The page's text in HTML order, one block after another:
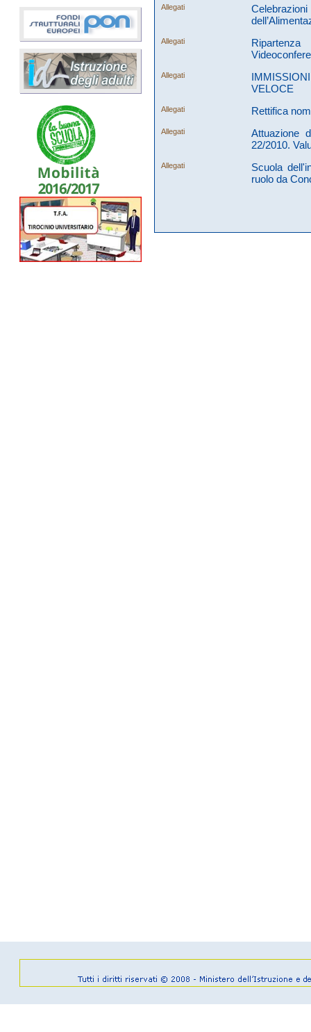
Allegati
Allegati
Allegati
VELOCE
Allegati Rettifica
Allegati
Attuazione
22/2010.
Allegati
Scuola
ruolo da